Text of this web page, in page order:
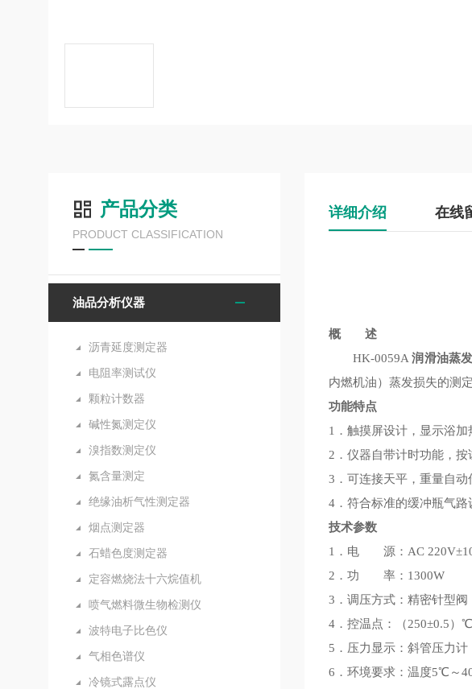
产品分类
PRODUCT CLASSIFICATION
油品分析仪器
沥青延度测定器
电阻率测试仪
颗粒计数器
碱性氮测定仪
溴指数测定仪
氮含量测定
绝缘油析气性测定器
烟点测定器
石蜡色度测定器
定容燃烧法十六烷值机
喷气燃料微生物检测仪
波特电子比色仪
气相色谱仪
冷镜式露点仪
详细介绍 在线
概 述
HK-0059A润滑油蒸
内燃机油）蒸发损失的测定
功能特点
1．触摸屏设计，显示浴
2．仪器自带计时功能，
3．可连接天平，重量自
4．符合标准的缓冲瓶气路
技术参数
1．电 源：AC
2．功 率：1300W
3．调压方式：精密针型阀
4．控温点：（250±0.5）℃
5．压力显示：斜管压力计
6．环境要求：温度5℃～